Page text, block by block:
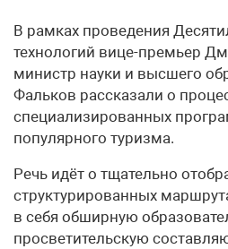
В рамках проведения
технологий вице-премьер
министр науки и высшего
Фальков рассказали о
специализированных
популярного туризма.
Речь идёт о тщательно
структурированных
в себя обширную
просветительскую